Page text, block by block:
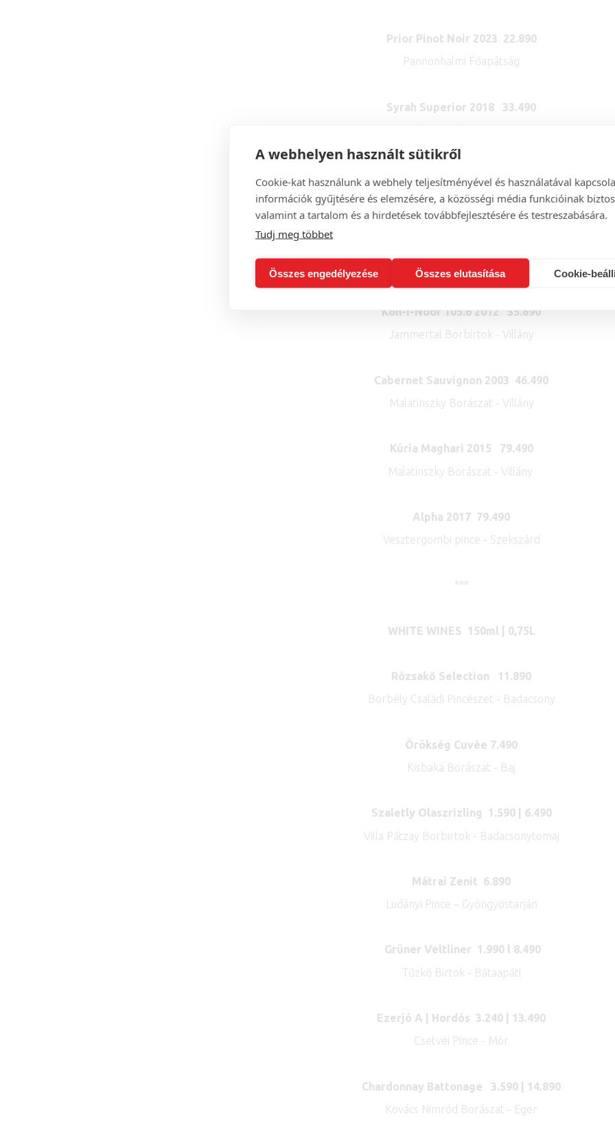
A webhelyen használt sütikről
Cookie-kat használunk a webhely teljesítményével és használatával
információk gyűjtésére és elemzésére, a közösségi média funkcióinak
valamint a tartalom és a hirdetések továbbfejlesztésére és testreszabására.
Tudj meg többet
Összes engedélyezése Összes elutasítása Cookie-
Prior Pinot Noir 2023 22.890
Pannonhalmi Főapátság
Syrah Superior 2018 33.490
Infusio 2022 29.890
Pannonhalmi Főapátság
Vylyan Szőlőbirtok És Pincészet - Kisharsány
Koh-I-Noor 105.6 2012 35.890
Jammertal Borbirtok - Villány
Cabernet Sauvignon 2003 46.490
Malatinszky Borászat - Villány
Kúria Maghari 2015 79.490
Malatinszky Borászat - Villány
Alpha 2017 79.490
Vesztergombi pince - Szekszárd
***
WHITE WINES 150ml | 0,75L
Rózsakő Selection 11.890
Borbély Családi Pincészet - Badacsony
Örökség Cuvée 7.490
Kisbaka Borászat - Baj
Szaletly Olaszrizling 1.590 | 6.490
Villa Pátzay Borbirtok - Badacsonytomaj
Mátrai Zenit 6.890
Ludányi Pince – Gyöngyöstarján
Grüner Veltliner 1.990 l 8.490
Tűzkő Birtok - Bátaapáti
Ezerjó A | Hordós 3.240 | 13.490
Csetvei Pince - Mór
Chardonnay Battonage 3.590 | 14.890
Kovács Nimród Borászat - Eger